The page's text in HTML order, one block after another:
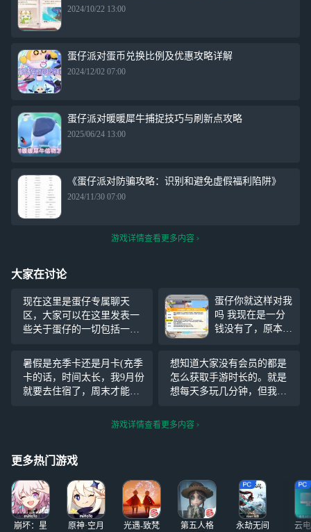
2024/10/22 13:00
蛋仔派对蛋币兑换比例及优惠攻略详解
2024/12/02 07:00
蛋仔派对暖暖犀牛捕捉技巧与刷新点攻略
2025/06/24 13:00
《蛋仔派对防骗攻略：识别和避免虚假福利陷阱》
2024/11/30 07:00
游戏详情查看更多内容
大家在讨论
现在这里是蛋仔专属聊天
区，大家可以在这里发表一
些关于蛋仔的一切包括一些
相讨论，如果想加我好友的
话，看我名字就行。另外我
是真的想快速升级，真的没
人能关注一下我嘛，看到的
蛋仔你就这样对我
吗 我现在是一分
钱没有了，原本准
后一个的，你告诉
我要下架了 靠那
我大保底算什么，
算我有钱吗 我充
暑假是充季卡还是月卡(充季
卡的话，时间太长，我9月份
就要去住宿了，周末才能
想知道大家没有会员的都是
怎么获取手游时长的。就是
想每天多玩几分钟，但我是
不了，然后我想快速升等级
游戏详情查看更多内容
更多热门游戏
崩坏：星
原神·空月
光遇-致梵
第五人格
永劫无间
云